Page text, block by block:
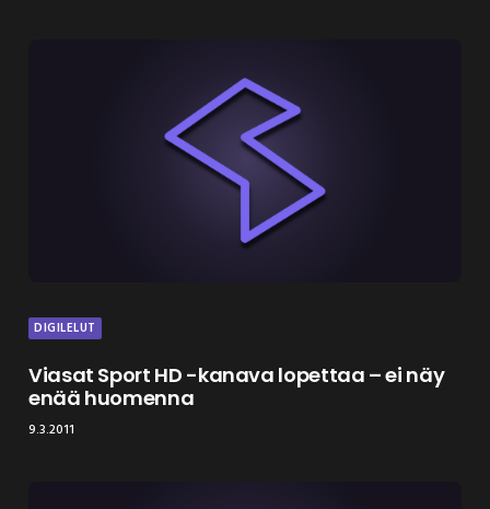
DIGILELUT
Viasat Sport HD -kanava lopettaa – ei näy
enää huomenna
9.3.2011